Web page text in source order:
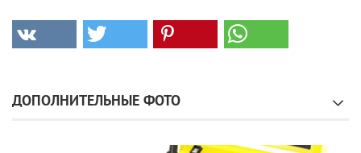
ДОПОЛНИТЕЛЬНЫЕ ФОТО